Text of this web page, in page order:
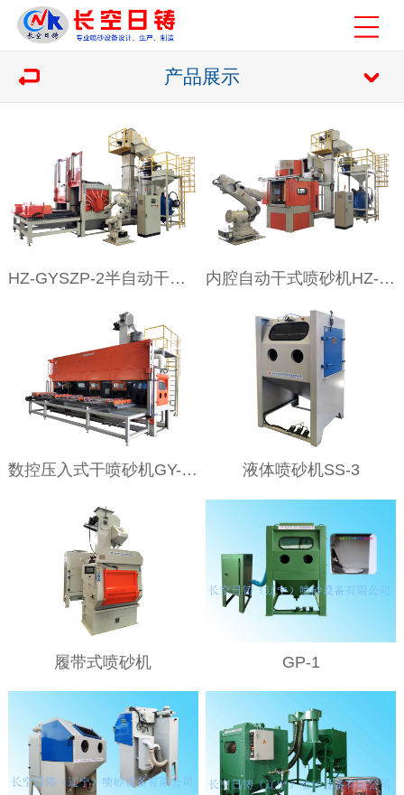
产品展示
HZ-GYSZP-2半自动干式喷砂机 内腔自动干式喷砂机HZ-JXSPW-2
数控压入式干喷砂机GY-SK6012 液体喷砂机SS-3
履带式喷砂机 GP-1